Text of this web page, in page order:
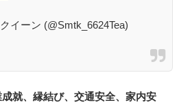
イーン (@Smtk_6624Tea)
成就、縁結び、交通安全、家内安